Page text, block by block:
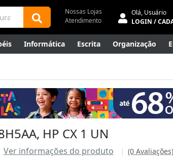
Nossas Lojas
Atendimento
Olá, Usuário
LOGIN /
Informática Escrita Organização
Canetas Luxo
Outlet
HP CX 1 UN
Ver informações do produto (0 Avaliações)